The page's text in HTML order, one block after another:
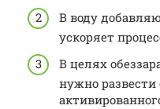
В воду
ускоряет
В целях
нужно развести